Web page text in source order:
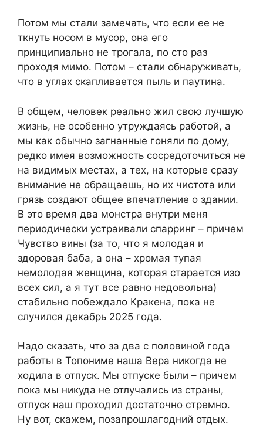
Потом мы стали замечать, что если ее не
ткнуть носом в мусор, она его
принципиально не трогала, по сто раз
проходя мимо. Потом – стали обнаруживать,
что в углах скапливается пыль и паутина.
В общем, человек реально жил свою лучшую
жизнь, не особенно утруждаясь работой, а
мы как обычно загнанные гоняли по дому,
редко имея возможность сосредоточиться не
на видимых местах, а тех, на которые сразу
внимание не обращаешь, но их чистота или
грязь создают общее впечатление о здании.
В это время два монстра внутри меня
периодически устраивали спарринг – причем
Чувство вины (за то, что я молодая и
здоровая баба, а она – хромая тупая
немолодая женщина, которая старается изо
всех сил, а я тут все равно недовольна)
стабильно побеждало Кракена, пока не
случился декабрь 2025 года.
Надо сказать, что за два с половиной года
работы в Топониме наша Вера никогда не
ходила в отпуск. Мы отпуске были – причем
пока мы никуда не отлучались из страны,
отпуск наш проходил достаточно стремно.
Ну вот, скажем, позапрошлагодний отдых.